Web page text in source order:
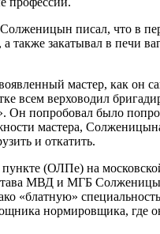
писал, что в
также закатывал в печи
мастер, как он
всем верховодил
Он попробовал было
мастера,
и откатить.
(ОЛПе) на
МВД и МГБ
«блатную»
нормировщика, где